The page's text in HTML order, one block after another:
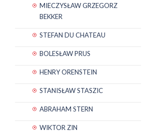
MIECZYSŁAW GRZEGORZ
BEKKER
STEFAN DU CHATEAU
BOLESŁAW PRUS
HENRY ORENSTEIN
STANISŁAW STASZIC
ABRAHAM STERN
WIKTOR ZIN